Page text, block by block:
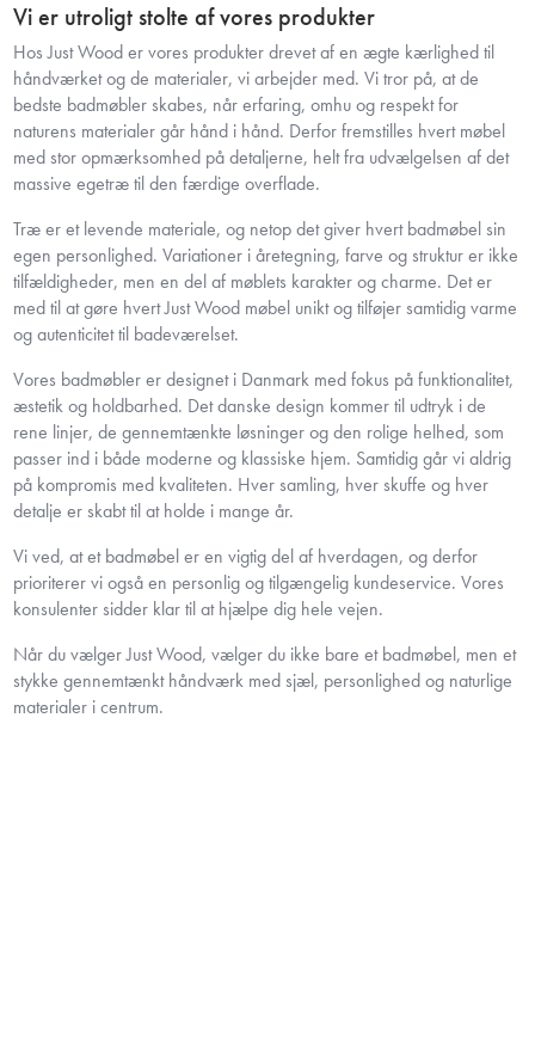
Vi er utroligt stolte af vores produkter
Hos Just Wood er vores produkter drevet af en ægte kærlighed til
håndværket og de materialer, vi arbejder med. Vi tror på, at de
bedste badmøbler skabes, når erfaring, omhu og respekt for
naturens materialer går hånd i hånd. Derfor fremstilles hvert møbel
med stor opmærksomhed på detaljerne, helt fra udvælgelsen af det
massive egetræ til den færdige overflade.
Træ er et levende materiale, og netop det giver hvert badmøbel sin
egen personlighed. Variationer i åretegning, farve og struktur er ikke
tilfældigheder, men en del af møblets karakter og charme. Det er
med til at gøre hvert Just Wood møbel unikt og tilføjer samtidig varme
og autenticitet til badeværelset.
Vores badmøbler er designet i Danmark med fokus på funktionalitet,
æstetik og holdbarhed. Det danske design kommer til udtryk i de
rene linjer, de gennemtænkte løsninger og den rolige helhed, som
passer ind i både moderne og klassiske hjem. Samtidig går vi aldrig
på kompromis med kvaliteten. Hver samling, hver skuffe og hver
detalje er skabt til at holde i mange år.
Vi ved, at et badmøbel er en vigtig del af hverdagen, og derfor
prioriterer vi også en personlig og tilgængelig kundeservice. Vores
konsulenter sidder klar til at hjælpe dig hele vejen.
Når du vælger Just Wood, vælger du ikke bare et badmøbel, men et
stykke gennemtænkt håndværk med sjæl, personlighed og naturlige
materialer i centrum.